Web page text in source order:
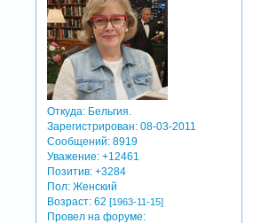
Откуда: Бельгия.
Зарегистрирован: 08-03-2011
Сообщений: 8919
Уважение: +12461
Позитив: +3284
Пол: Женский
Возраст: 62[1963-11-15]
Провел на форуме: